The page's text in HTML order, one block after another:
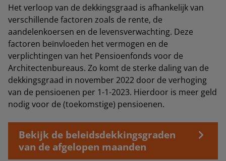
Het verloop van de dekkingsgraad is afhankelijk van
verschillende factoren zoals de rente, de
aandelenkoersen en de levensverwachting. Deze
factoren beïnvloeden het vermogen en de
verplichtingen van het Pensioenfonds voor de
Architectenbureaus. Zo komt de sterke daling van de
dekkingsgraad in november 2022 door de verhoging
van de pensioenen per 1-1-2023. Hierdoor is meer geld
nodig voor de (toekomstige) pensioenen.
Bekijk de beleidsdekkingsgraden
van de afgelopen maanden